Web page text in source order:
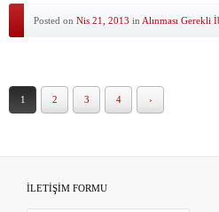
Posted on Nis 21, 2013 in Alınması Gerekli
1 2 3 4 ›
İLETİŞİM FORMU